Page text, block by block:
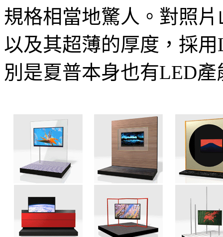
規格相當地驚人。對照
以及其超薄的厚度，採
別是夏普本身也有LED